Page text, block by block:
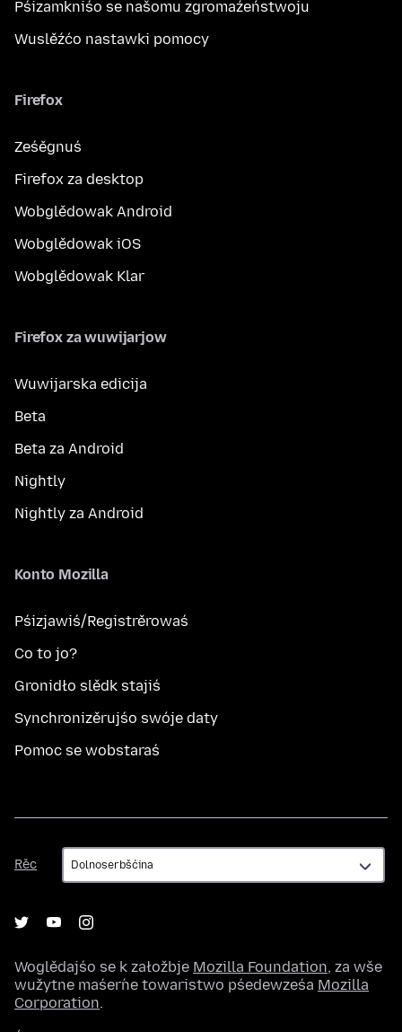
Pśizamkniśo se našomu zgromaźeństwoju
Wuslěźćo nastawki pomocy
Firefox
Ześěgnuś
Firefox za desktop
Wobglědowak Android
Wobglědowak iOS
Wobglědowak Klar
Firefox za wuwijarjow
Wuwijarska edicija
Beta
Beta za Android
Nightly
Nightly za Android
Konto Mozilla
Pśizjawiś/Registrěrowaś
Co to jo?
Gronidło slědk stajiś
Synchronizěrujśo swóje daty
Pomoc se wobstaraś
Rěc
Rěc
Woglědajśo se k załožbje Mozilla Foundation, za wše
wužytne maśeŕne towaristwo pśedewześa Mozilla
Corporation.